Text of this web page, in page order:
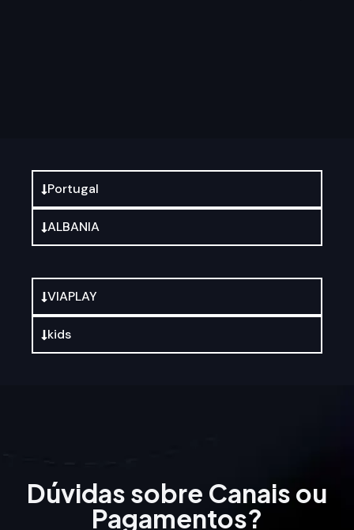
Portugal
ALBANIA
VIAPLAY
kids
Dúvidas sobre Canais ou
Pagamentos?